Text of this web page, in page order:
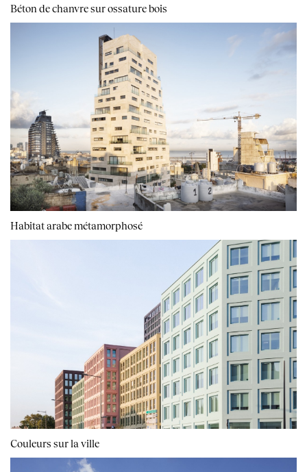
Béton de chanvre sur ossature bois
Habitat arabe métamorphosé
Couleurs sur la ville